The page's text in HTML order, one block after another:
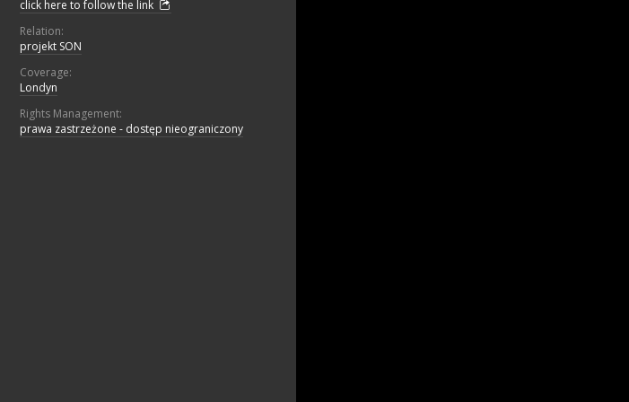
click here to follow the link
Relation:
projekt SON
Coverage:
Londyn
Rights Management:
prawa zastrzeżone - dostęp nieograniczony